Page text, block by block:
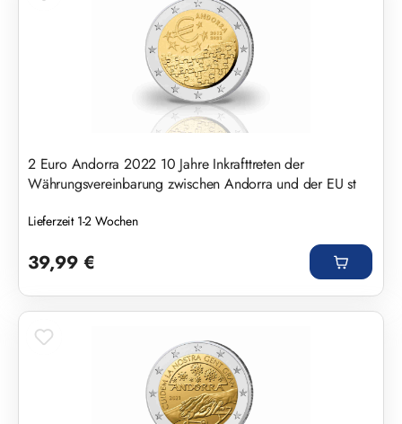
2 Euro Andorra 2022 10 Jahre Inkrafttreten der
Währungsvereinbarung zwischen Andorra und der EU st
Lieferzeit 1-2 Wochen
39,99 €